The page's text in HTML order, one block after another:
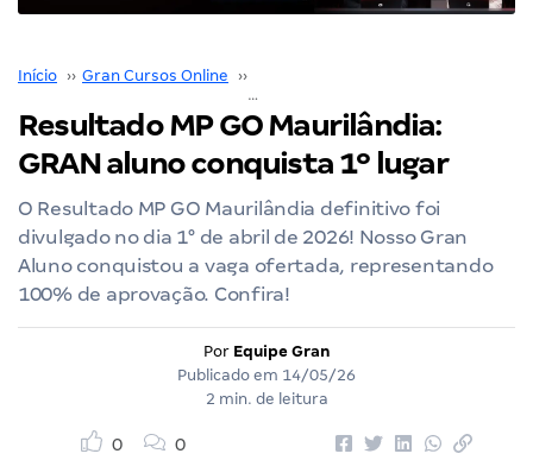
Início ›› Gran Cursos Online ››
Resultado MP GO Maurilândia:
GRAN aluno conquista 1º lugar
O Resultado MP GO Maurilândia definitivo foi
divulgado no dia 1° de abril de 2026! Nosso Gran
Aluno conquistou a vaga ofertada, representando
100% de aprovação. Confira!
Por Equipe Gran
Publicado em 14/05/26
2 min. de leitura
0 0